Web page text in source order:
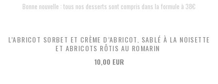
Bonne nouvelle : tous nos desserts sont compris dans la formule à 38€
L’ABRICOT SORBET ET CRÈME D’ABRICOT, SABLÉ À LA NOISETTE
ET ABRICOTS RÔTIS AU ROMARIN
10,00 EUR